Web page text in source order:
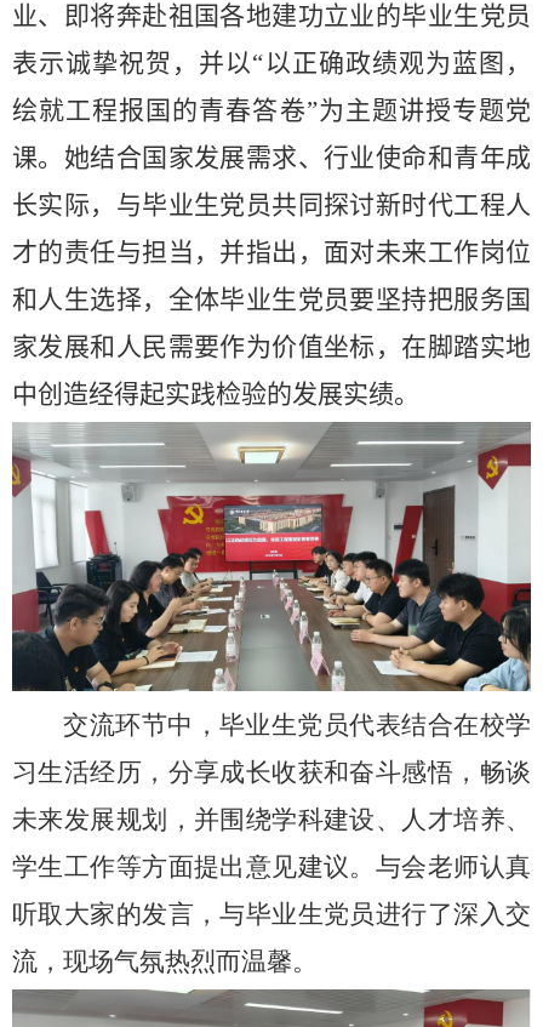
业、即将奔赴祖国各地建功立业的毕业生党员
表示诚挚祝贺，并以“以正确政绩观为蓝图，
绘就工程报国的青春答卷”为 主题讲授专题党
课。她结合国家发展需求、行业使命和青年成
长实际，与毕业生党员共同探讨新时代工程人
才的责任与担当 ， 并指出，面对未来工作岗位
和人生选择，全体毕业生党员要坚持把服务国
家发展和人民需要作为价值坐标，在脚踏实地
中创造经得起实践检验的发展实绩。
交流环节中，毕业生党员代表结合在校学
习生活经历，分享成长收获和奋斗感悟，畅谈
未来发展规划，并围绕学科建设、人才培养、
学生工作等方面提出意见建议。与会老师认真
听取大家的发言，与毕业生党员进行了深入交
流，现场气氛热烈而温馨。